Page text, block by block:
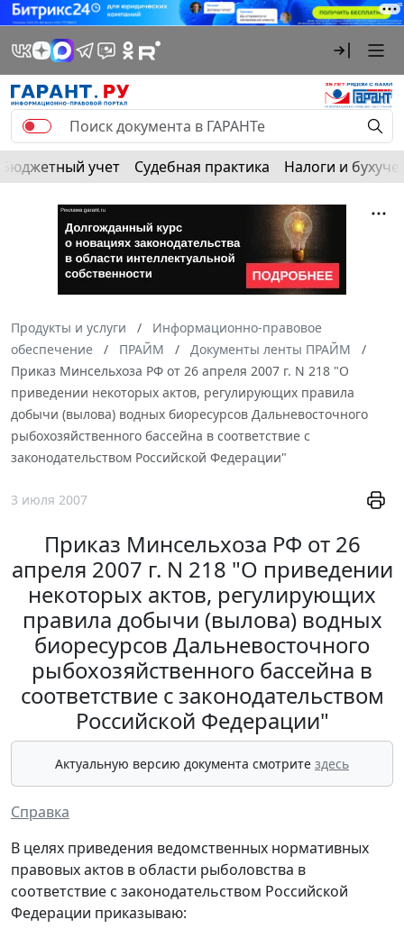
Бюджетный учет Судебная практика Налоги и
Продукты и услуги
Информационно-правовое
обеспечение
ПРАЙМ
Документы ленты ПРАЙМ
Приказ Минсельхоза РФ от 26 апреля 2007 г. N 218 "О
приведении некоторых актов, регулирующих правила
добычи (вылова) водных биоресурсов Дальневосточного
рыбохозяйственного бассейна в соответствие с
законодательством Российской Федерации"
3 июля 2007
Приказ Минсельхоза РФ от 26
апреля 2007 г. N 218 "О приведении
некоторых актов, регулирующих
правила добычи (вылова) водных
биоресурсов Дальневосточного
рыбохозяйственного бассейна в
соответствие с законодательством
Российской Федерации"
Актуальную версию документа смотрите здесь
Справка
В целях приведения ведомственных нормативных
правовых актов в области рыболовства в
соответствие с законодательством Российской
Федерации приказываю: